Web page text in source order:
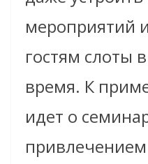
мероприятий
гостям слоты
время. К
идет о